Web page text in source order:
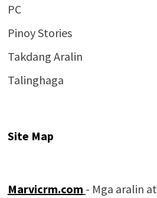
PC
Pinoy Stories
Takdang Aralin
Talinghaga
Site Map
Marvicrm.com - Mga aralin